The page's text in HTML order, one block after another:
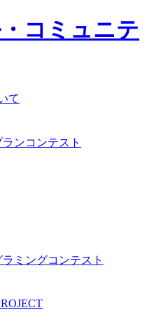
て
ンコンテスト
ミングコンテスト